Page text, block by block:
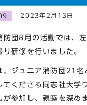
2023年2月13日
団8月の活動では、
研修を行いました。
ジュニア消防団21名
てくださる同志社大学
参加し、親睦を深め